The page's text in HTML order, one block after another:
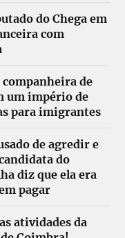
do Chega em
com
de
um império de
para imigrantes
de agredir e
do
diz que ela era
pagar
atividades da